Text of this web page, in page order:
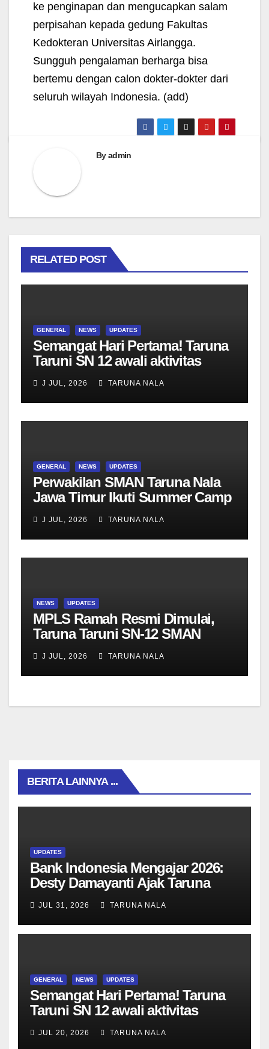
ke penginapan dan mengucapkan salam
perpisahan kepada gedung Fakultas
Kedokteran Universitas Airlangga.
Sungguh pengalaman berharga bisa
bertemu dengan calon dokter-dokter dari
seluruh wilayah Indonesia. (add)
Byadmin
RELATED POST
GENERAL NEWS UPDATES
Semangat Hari Pertama! Taruna
Taruni SN 12 awali aktivitas
Asesmen Diagnostik
J JUL, 2026 TARUNA NALA
GENERAL NEWS UPDATES
Perwakilan SMAN Taruna Nala
Jawa Timur Ikuti Summer Camp
J JUL, 2026 TARUNA NALA
NEWS UPDATES
MPLS Ramah Resmi Dimulai,
Taruna Taruni SN-12 SMAN
Menjalani Tahun Ajaran Baru
J JUL, 2026 TARUNA NALA
BERITA LAINNYA ...
UPDATES
Bank Indonesia Mengajar 2026:
Desty Damayanti Ajak Taruna
Menjadi Generasi Pemimpin
Berwawasan Global
JUL 31, 2026 TARUNA NALA
GENERAL NEWS UPDATES
Semangat Hari Pertama! Taruna
Taruni SN 12 awali aktivitas
Asesmen Diagnostik
JUL 20, 2026 TARUNA NALA